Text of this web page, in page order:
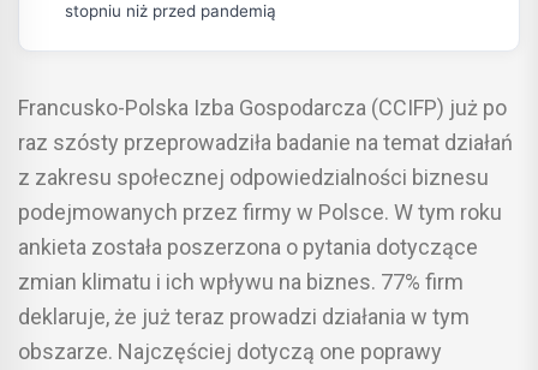
stopniu niż przed pandemią
Francusko-Polska Izba Gospodarcza (CCIFP) już po
raz szósty przeprowadziła badanie na temat działań
z zakresu społecznej odpowiedzialności biznesu
podejmowanych przez firmy w Polsce. W tym roku
ankieta została poszerzona o pytania dotyczące
zmian klimatu i ich wpływu na biznes. 77% firm
deklaruje, że już teraz prowadzi działania w tym
obszarze. Najczęściej dotyczą one poprawy